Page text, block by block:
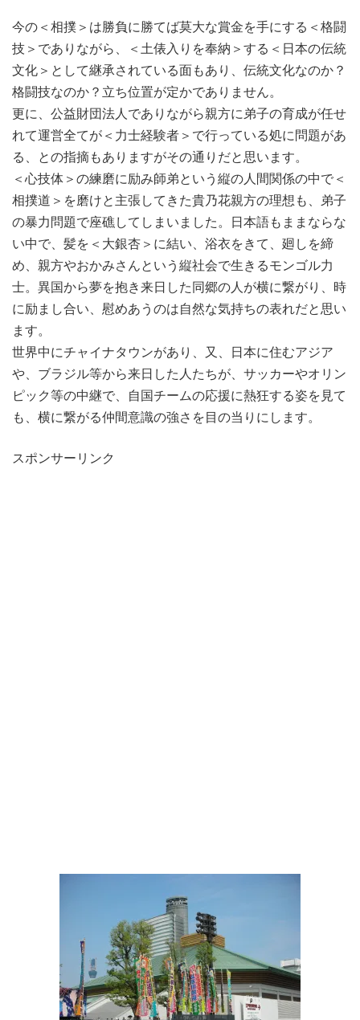
今の＜相撲＞は勝負に勝てば莫大な賞金を手にする＜格闘
技＞でありながら、＜土俵入りを奉納＞する＜日本の伝統
文化＞として継承されている面もあり、伝統文化なのか？
格闘技なのか？立ち位置が定かでありません。
更に、公益財団法人でありながら親方に弟子の育成が任せ
れて運営全てが＜力士経験者＞で行っている処に問題があ
る、との指摘もありますがその通りだと思います。
＜心技体＞の練磨に励み師弟という縦の人間関係の中で＜
相撲道＞を磨けと主張してきた貴乃花親方の理想も、弟子
の暴力問題で座礁してしまいました。日本語もままならな
い中で、髪を＜大銀杏＞に結い、浴衣をきて、廻しを締
め、親方やおかみさんという縦社会で生きるモンゴル力
士。異国から夢を抱き来日した同郷の人が横に繋がり、時
に励まし合い、慰めあうのは自然な気持ちの表れだと思い
ます。
世界中にチャイナタウンがあり、又、日本に住むアジア
や、ブラジル等から来日した人たちが、サッカーやオリン
ピック等の中継で、自国チームの応援に熱狂する姿を見て
も、横に繋がる仲間意識の強さを目の当りにします。
スポンサーリンク